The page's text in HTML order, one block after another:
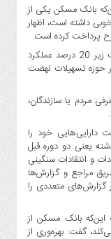
بانک مسکن یکی از
داشته است، اظهار
پرداخت کرده است.
وی با بیان این‌که بانک‌های دولتی در بهترین حالت زیر 20 درصد عملکرد
حوزه تسهیلات نهضت
مردم یا سازندگان،
دارایی‌هایی خود را
یعنی دو دوره قبل
و انتقادات سنگینی
مراجع و گزارش‌ها
گزارش‌های متعددی را
این‌که بانک مسکن از
گفت: بهره‌وری از